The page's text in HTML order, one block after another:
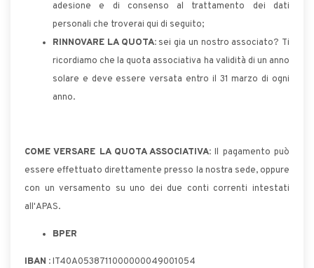
adesione e di consenso al trattamento dei dati
personali che troverai qui di seguito;
RINNOVARE LA QUOTA:sei gia un nostro associato? Ti
ricordiamo che la quota associativa ha validità di un anno
solare e deve essere versata entro il 31 marzo di ogni
anno.
COME VERSARE LA QUOTA ASSOCIATIVA:Il pagamento può
essere effettuato direttamente presso la nostra sede, oppure
con un versamento su uno dei due conti correnti intestati
all'APAS.
BPER
IBAN :IT40A0538711000000049001054